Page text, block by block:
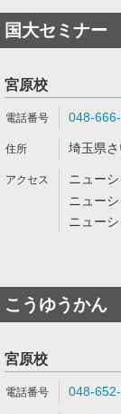
国大セミナー
宮原校
048-
埼玉県
ニュー
ニュー
ニュー
こうゆうかん
宮原校
048-